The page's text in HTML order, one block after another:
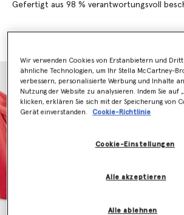
Gefertigt aus 98 % verantwortungsvoll
Wir verwenden Cookies von Erstanbietern und
ähnliche Technologien, um Ihr Stella McCartney-
verbessern, personalisierte Werbung und Inhalte
Nutzung der Website zu analysieren. Indem Sie auf
klicken, erklären Sie sich mit der Speicherung von
Gerät einverstanden.
Cookie-Richtlinie
Cookie-Einstellungen
Alle ablehnen
Alle akzeptieren